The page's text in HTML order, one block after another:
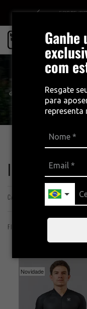
Ganhe
com
Resgate
para
representa
10%
INVERNO
INVERNO
CALÇAS E BRETELLES
FILTROS
Novidade